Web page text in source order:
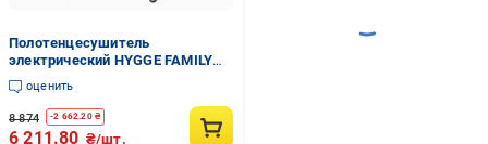
Полотенцесушитель
электрический HYGGE FAMILY
Leeds 1170x530 мм Черный
матовый (6.1.0805.06.BM)
оценить
8 874 -2 662.20₴
6 211.80 ₴/шт.